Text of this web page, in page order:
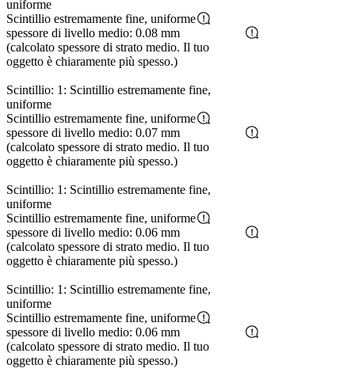
uniforme
Scintillio estremamente fine, uniforme
spessore di livello medio: 0.08 mm
(calcolato spessore di strato medio. Il tuo
oggetto è chiaramente più spesso.)
Scintillio: 1: Scintillio estremamente fine,
uniforme
Scintillio estremamente fine, uniforme
spessore di livello medio: 0.07 mm
(calcolato spessore di strato medio. Il tuo
oggetto è chiaramente più spesso.)
Scintillio: 1: Scintillio estremamente fine,
uniforme
Scintillio estremamente fine, uniforme
spessore di livello medio: 0.06 mm
(calcolato spessore di strato medio. Il tuo
oggetto è chiaramente più spesso.)
Scintillio: 1: Scintillio estremamente fine,
uniforme
Scintillio estremamente fine, uniforme
spessore di livello medio: 0.06 mm
(calcolato spessore di strato medio. Il tuo
oggetto è chiaramente più spesso.)